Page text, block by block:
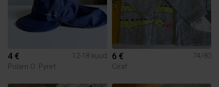
4 €
12-18 kuud
Polarn O. Pyret
6 €
74/80
Ciraf